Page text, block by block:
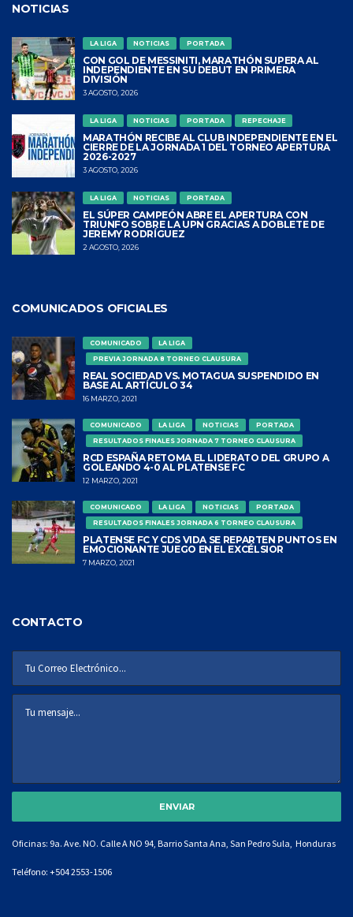
NOTICIAS
LA LIGA NOTICIAS PORTADA
CON GOL DE MESSINITI, MARATHÓN SUPERA AL
INDEPENDIENTE EN SU DEBUT EN PRIMERA
DIVISIÓN
3 AGOSTO, 2026
LA LIGA NOTICIAS PORTADA REPECHAJE
MARATHÓN RECIBE AL CLUB INDEPENDIENTE EN EL
CIERRE DE LA JORNADA 1 DEL TORNEO APERTURA
2026-2027
3 AGOSTO, 2026
LA LIGA NOTICIAS PORTADA
EL SÚPER CAMPEÓN ABRE EL APERTURA CON
TRIUNFO SOBRE LA UPN GRACIAS A DOBLETE DE
JEREMY RODRÍGUEZ
2 AGOSTO, 2026
COMUNICADOS OFICIALES
COMUNICADO
LA LIGA
PREVIA JORNADA 8 TORNEO CLAUSURA
REAL SOCIEDAD VS. MOTAGUA SUSPENDIDO EN
BASE AL ARTÍCULO 34
16 MARZO, 2021
COMUNICADO LA LIGA NOTICIAS
PORTADA
RESULTADOS FINALES JORNADA 7 TORNEO CLAUSURA
RCD ESPAÑA RETOMA EL LIDERATO DEL GRUPO A
GOLEANDO 4-0 AL PLATENSE FC
12 MARZO, 2021
COMUNICADO LA LIGA NOTICIAS
PORTADA
RESULTADOS FINALES JORNADA 6 TORNEO CLAUSURA
PLATENSE FC Y CDS VIDA SE REPARTEN PUNTOS EN
EMOCIONANTE JUEGO EN EL EXCÉLSIOR
7 MARZO, 2021
CONTACTO
Oficinas: 9a. Ave. NO. Calle A NO 94, Barrio Santa Ana, San Pedro Sula, Honduras
Teléfono: +504 2553-1506